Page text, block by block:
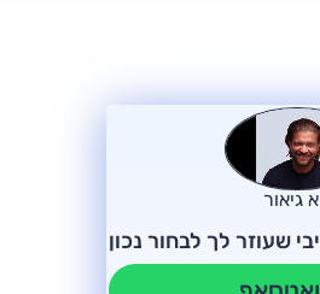
גיאור
שעוזר לך לבחור נכון